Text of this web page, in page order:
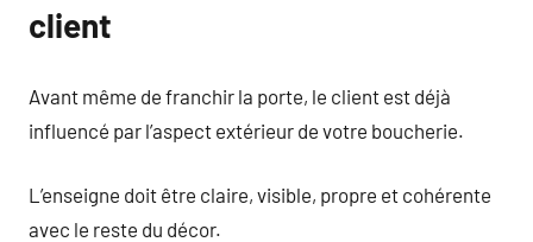
client
Avant même de franchir la porte, le client est déjà
influencé par l’aspect extérieur de votre boucherie.
L’enseigne doit être claire, visible, propre et cohérente
avec le reste du décor.